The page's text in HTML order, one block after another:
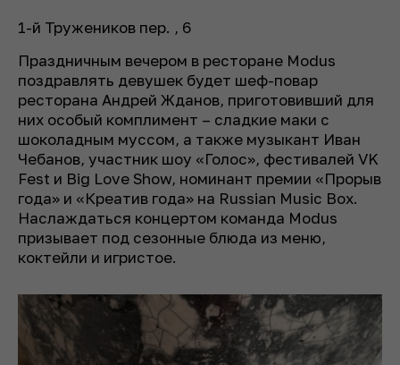
1-й Тружеников пер. , 6
Праздничным вечером в ресторане Modus
поздравлять девушек будет шеф-повар
ресторана Андрей Жданов, приготовивший для
них особый комплимент – сладкие маки с
шоколадным муссом, а также музыкант Иван
Чебанов, участник шоу «Голос», фестивалей VK
Fest и Big Love Show, номинант премии «Прорыв
года» и «Креатив года» на Russian Music Box.
Наслаждаться концертом команда Modus
призывает под сезонные блюда из меню,
коктейли и игристое.